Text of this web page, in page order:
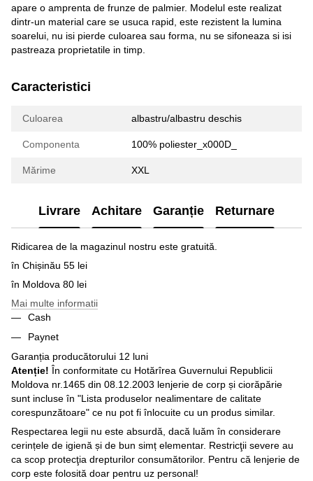
apare o amprenta de frunze de palmier. Modelul este realizat
dintr-un material care se usuca rapid, este rezistent la lumina
soarelui, nu isi pierde culoarea sau forma, nu se sifoneaza si isi
pastreaza proprietatile in timp.
Caracteristici
Culoarea albastru/albastru deschis
Componenta 100% poliester_x000D_
Mărime XXL
Livrare Achitare Garanție Returnare
Ridicarea de la magazinul nostru este gratuită.
în Chișinău 55 lei
în Moldova 80 lei
Mai multe informatii
Cash
Paynet
Garanția producătorului 12 luni
Atenție! În conformitate cu Hotărîrea Guvernului Republicii
Moldova nr.1465 din 08.12.2003 lenjerie de corp și ciorăpărie
sunt incluse în "Lista produselor nealimentare de calitate
corespunzătoare" ce nu pot fi înlocuite cu un produs similar.
Respectarea legii nu este absurdă, dacă luăm în considerare
cerințele de igienă și de bun simț elementar. Restricţii severe au
ca scop protecţia drepturilor consumătorilor. Pentru că lenjerie de
corp este folosită doar pentru uz personal!